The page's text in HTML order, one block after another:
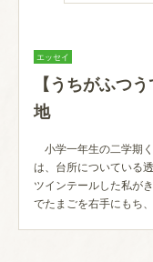
エッセイ
【うちがふつ
地
小学一年生の二学期
は、台所についている
ツインテールした私が
でたまごを右手にもち